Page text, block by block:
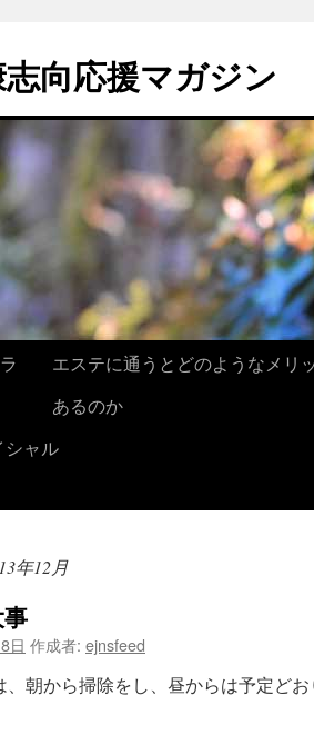
向応援マガジン
エステに通うとどのようなメリ
あるのか
シャル
年12月
日 作成者: ejnsfeed
、朝から掃除をし、昼からは予定ど